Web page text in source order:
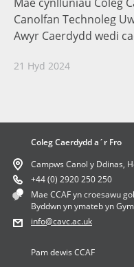
Canolfan Technoleg
Awyr Caerdydd wedi
21 Hyd 2024
Coleg Caerdydd a´r Fro
Campws Canol y Ddinas,
+44 (0) 2920 250 250
Mae CCAF yn croesawu
Byddwn yn ymateb yn
info@cavc.ac.uk
Pam dewis CCAF